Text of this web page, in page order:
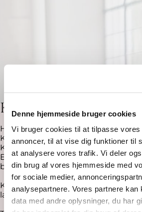
Denne hjemmeside bruger cookies
Vi bruger cookies til at tilpasse vores
annoncer, til at vise dig funktioner til
at analysere vores trafik. Vi deler
din brug af vores hjemmeside med
for sociale medier,
analysepartnere. Vores partnere kan
data med andre oplysninger, du har
Karlebo Kirke
Hesselrødvej 2, Karlebo, 2980
Karlebo Kirke, der er sognets
Karlebo landsby
En del af kampestensmurene
begyndelsen af 1100-tallet
Kirken er inden udgangen af 1200-
længden og med korsarmene